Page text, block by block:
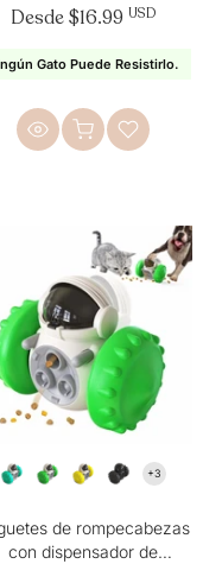
Desde$16.99 USD
Gato Puede Resistirlo.
de rompecabezas
con dispensador de